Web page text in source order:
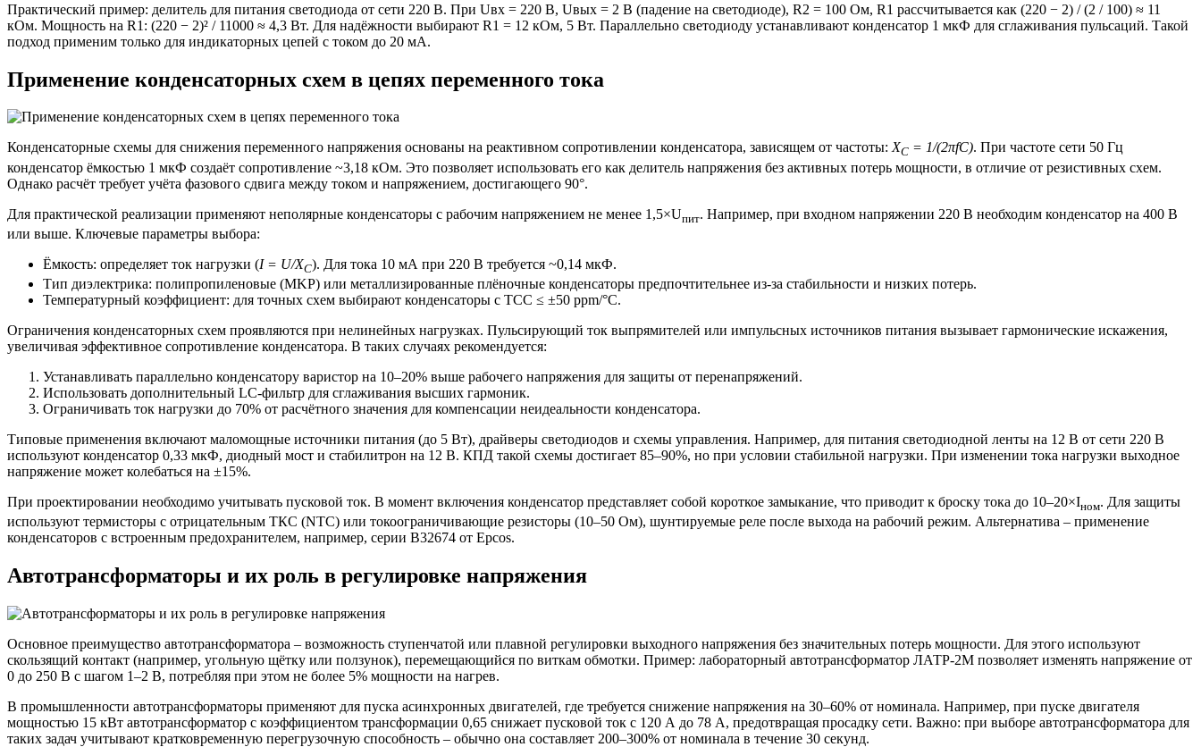
Практический пример: делитель для питания светодиода от сети 220 В. При Uвх = 220 В, Uвых = 2 В (падение на светодиоде), R2 = 100 Ом, R1 рассчитывается как (220 − 2) / (2 / 100) ≈ 11
кОм. Мощность на R1: (220 − 2)² / 11000 ≈ 4,3 Вт. Для надёжности выбирают R1 = 12 кОм, 5 Вт. Параллельно светодиоду устанавливают конденсатор 1 мкФ для сглаживания пульсаций. Такой
подход применим только для индикаторных цепей с током до 20 мА.
Применение конденсаторных схем в цепях переменного тока
Конденсаторные схемы для снижения переменного напряжения основаны на реактивном сопротивлении конденсатора, зависящем от частоты:XC = 1/(2πfC). При частоте сети 50 Гц
конденсатор ёмкостью 1 мкФ создаёт сопротивление ~3,18 кОм. Это позволяет использовать его как делитель напряжения без активных потерь мощности, в отличие от резистивных схем.
Однако расчёт требует учёта фазового сдвига между током и напряжением, достигающего 90°.
Для практической реализации применяют неполярные конденсаторы с рабочим напряжением не менее 1,5×Uпит. Например, при входном напряжении 220 В необходим конденсатор на 400 В
или выше. Ключевые параметры выбора:
Ёмкость: определяет ток нагрузки (I = U/XC). Для тока 10 мА при 220 В требуется ~0,14 мкФ.
Тип диэлектрика: полипропиленовые (MKP) или металлизированные плёночные конденсаторы предпочтительнее из-за стабильности и низких потерь.
Температурный коэффициент: для точных схем выбирают конденсаторы с TCC ≤ ±50 ppm/°C.
Ограничения конденсаторных схем проявляются при нелинейных нагрузках. Пульсирующий ток выпрямителей или импульсных источников питания вызывает гармонические искажения,
увеличивая эффективное сопротивление конденсатора. В таких случаях рекомендуется:
Устанавливать параллельно конденсатору варистор на 10–20% выше рабочего напряжения для защиты от перенапряжений.
Использовать дополнительный LC-фильтр для сглаживания высших гармоник.
Ограничивать ток нагрузки до 70% от расчётного значения для компенсации неидеальности конденсатора.
Типовые применения включают маломощные источники питания (до 5 Вт), драйверы светодиодов и схемы управления. Например, для питания светодиодной ленты на 12 В от сети 220 В
используют конденсатор 0,33 мкФ, диодный мост и стабилитрон на 12 В. КПД такой схемы достигает 85–90%, но при условии стабильной нагрузки. При изменении тока нагрузки выходное
напряжение может колебаться на ±15%.
При проектировании необходимо учитывать пусковой ток. В момент включения конденсатор представляет собой короткое замыкание, что приводит к броску тока до 10–20×Iном. Для защиты
используют термисторы с отрицательным ТКС (NTC) или токоограничивающие резисторы (10–50 Ом), шунтируемые реле после выхода на рабочий режим. Альтернатива – применение
конденсаторов с встроенным предохранителем, например, серии B32674 от Epcos.
Автотрансформаторы и их роль в регулировке напряжения
Основное преимущество автотрансформатора – возможность ступенчатой или плавной регулировки выходного напряжения без значительных потерь мощности. Для этого используют
скользящий контакт (например, угольную щётку или ползунок), перемещающийся по виткам обмотки. Пример: лабораторный автотрансформатор ЛАТР-2М позволяет изменять напряжение от
0 до 250 В с шагом 1–2 В, потребляя при этом не более 5% мощности на нагрев.
В промышленности автотрансформаторы применяют для пуска асинхронных двигателей, где требуется снижение напряжения на 30–60% от номинала. Например, при пуске двигателя
мощностью 15 кВт автотрансформатор с коэффициентом трансформации 0,65 снижает пусковой ток с 120 А до 78 А, предотвращая просадку сети. Важно: при выборе автотрансформатора для
таких задач учитывают кратковременную перегрузочную способность – обычно она составляет 200–300% от номинала в течение 30 секунд.